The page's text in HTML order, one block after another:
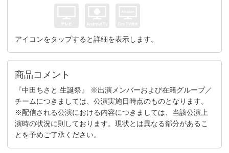
アイコンをタップすると詳細を表示します。
商品コメント
『中田ちさと 生誕祭』 ※出演メンバーおよび在籍グループ／
チームにつきましては、公演実施日時点のものとなります。
※配信される公演における内容につきましては、当該公演上
演時の状況に則しております。現状とは異なる部分があるこ
とを予めご了承ください。